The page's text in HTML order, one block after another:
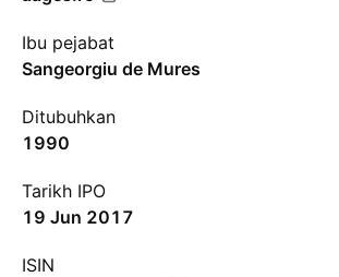
Ibu pejabat
Sangeorgiu de Mures
Ditubuhkan
1990
Tarikh IPO
19 Jun 2017
ISIN